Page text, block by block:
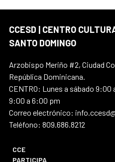
CCESD | CENTRO
SANTO DOMINGO
Arzobispo Meriño #2, Ciudad
República Dominicana.
CENTRO: Lunes a sábado 9:00
9:00 a 6:00 pm
Correo electrónico:
Teléfono: 809.686.8212
CCE
PARTICIPA